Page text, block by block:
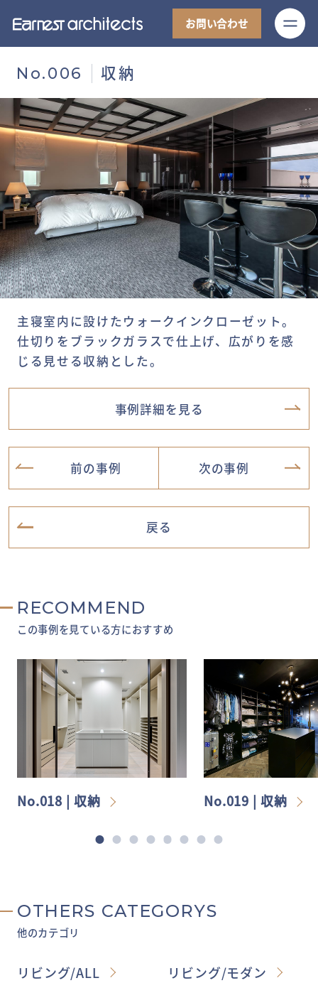
お問い合わせ
No.006 収納
主寝室内に設けたウォークインクローゼット。
仕切りをブラックガラスで仕上げ、広がりを感
じる見せる収納とした。
事例詳細を見る
前の事例 次の事例
戻る
RECOMMEND
この事例を見ている方におすすめ
No.018 | 収納 No.019 | 収納
OTHERS CATEGORYS
他のカテゴリ
リビング/ALL リビング/モダン